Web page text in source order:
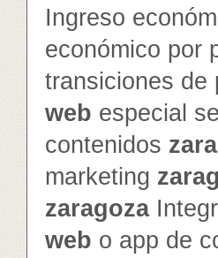
Ingreso
económico por
transiciones
web especial
contenidos
marketing
zaragoza
web o app de